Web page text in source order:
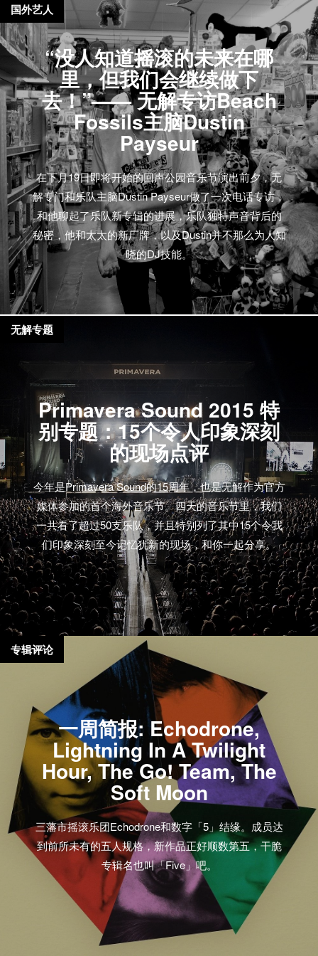
“没人知道摇滚的未来在哪
里，但我们会继续做下
去！”—— 无解专访Beach
Fossils主脑Dustin
Payseur
在下月19日即将开始的回声公园音乐节演出前夕，无
解专门和乐队主脑Dustin Payseur做了一次电话专访，
和他聊起了乐队新专辑的进展，乐队独特声音背后的
秘密，他和太太的新厂牌，以及Dustin并不那么为人知
晓的DJ技能。
国外艺人
Primavera Sound 2015 特
别专题：15个令人印象深刻
的现场点评
今年是Primavera Sound的15周年，也是无解作为官方
媒体参加的首个海外音乐节。四天的音乐节里，我们
一共看了超过50支乐队，并且特别列了其中15个令我
们印象深刻至今记忆犹新的现场，和你一起分享。
无解专题
一周简报: Echodrone,
Lightning In A Twilight
Hour, The Go! Team, The
Soft Moon
三藩市摇滚乐团Echodrone和数字「5」结缘。成员达
到前所未有的五人规格，新作品正好顺数第五，干脆
专辑名也叫「Five」吧。
专辑评论